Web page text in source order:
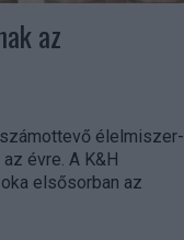
az
élelmiszer-
évre. A K&H
elsősorban az